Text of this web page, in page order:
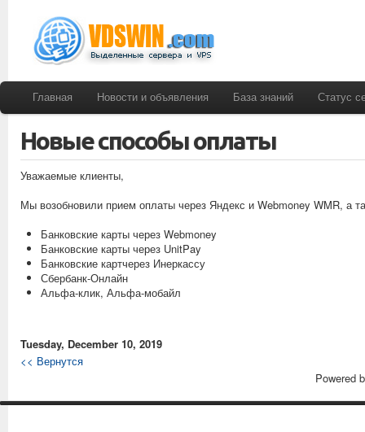
Главная Новости и объявления База знаний Статус
Новые способы оплаты
Уважаемые клиенты,
Мы возобновили прием оплаты через Яндекс и Webmoney WMR, а
Банковские карты через Webmoney
Банковские карты через UnitPay
Банковские картчерез Инеркассу
Сбербанк-Онлайн
Альфа-клик, Альфа-мобайл
Tuesday, December 10, 2019
<< Вернутся
Powered